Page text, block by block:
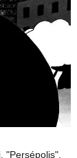
"Persépolis",